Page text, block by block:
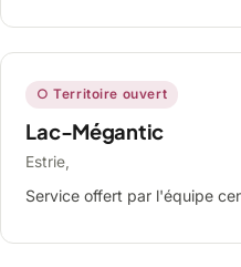
○ Territoire ouvert
Lac-Mégantic
Estrie,
Service offert par l'équipe